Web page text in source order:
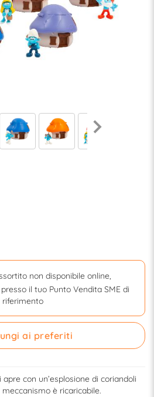
non disponibile online,
il tuo Punto Vendita SME di
riferimento
ai preferiti
con un’esplosione di coriandoli
è ricaricabile.